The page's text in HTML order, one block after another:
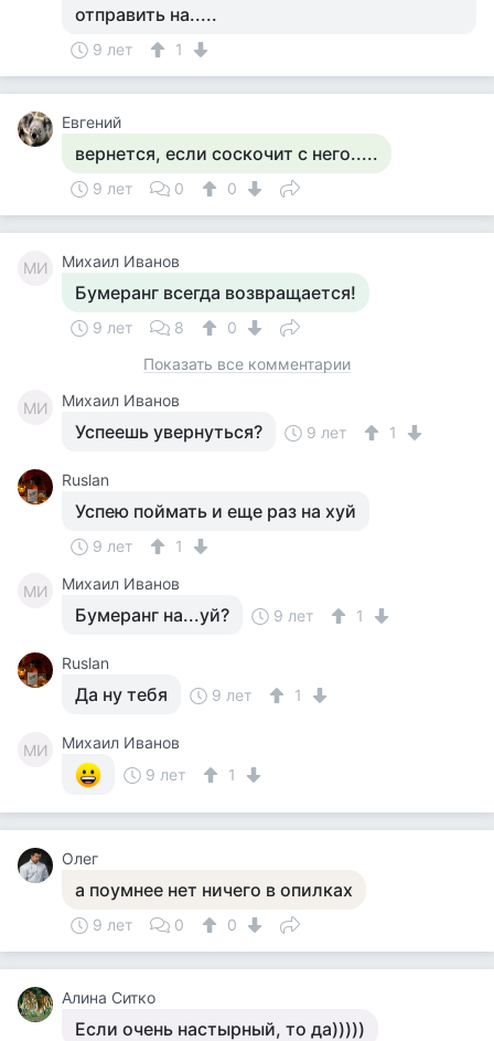
отправить на.....
9 лет 1
Евгений
вернется, если соскочит с него.....
9 лет 0 0
МИ Михаил Иванов
Бумеранг всегда возвращается!
9 лет 8
0
Показать все комментарии
МИ Михаил Иванов
Успеешь увернуться? 9 лет 1
Ruslan
Успею поймать и еще раз на хуй
9 лет 1
МИ Михаил Иванов
Бумеранг на...уй? 9 лет 1
Ruslan
Да ну тебя 9 лет 1
МИ
Михаил Иванов
9 лет
1
Олег
а поумнее нет ничего в опилках
9 лет 0 0
Алина Ситко
Если очень настырный, то да)))))